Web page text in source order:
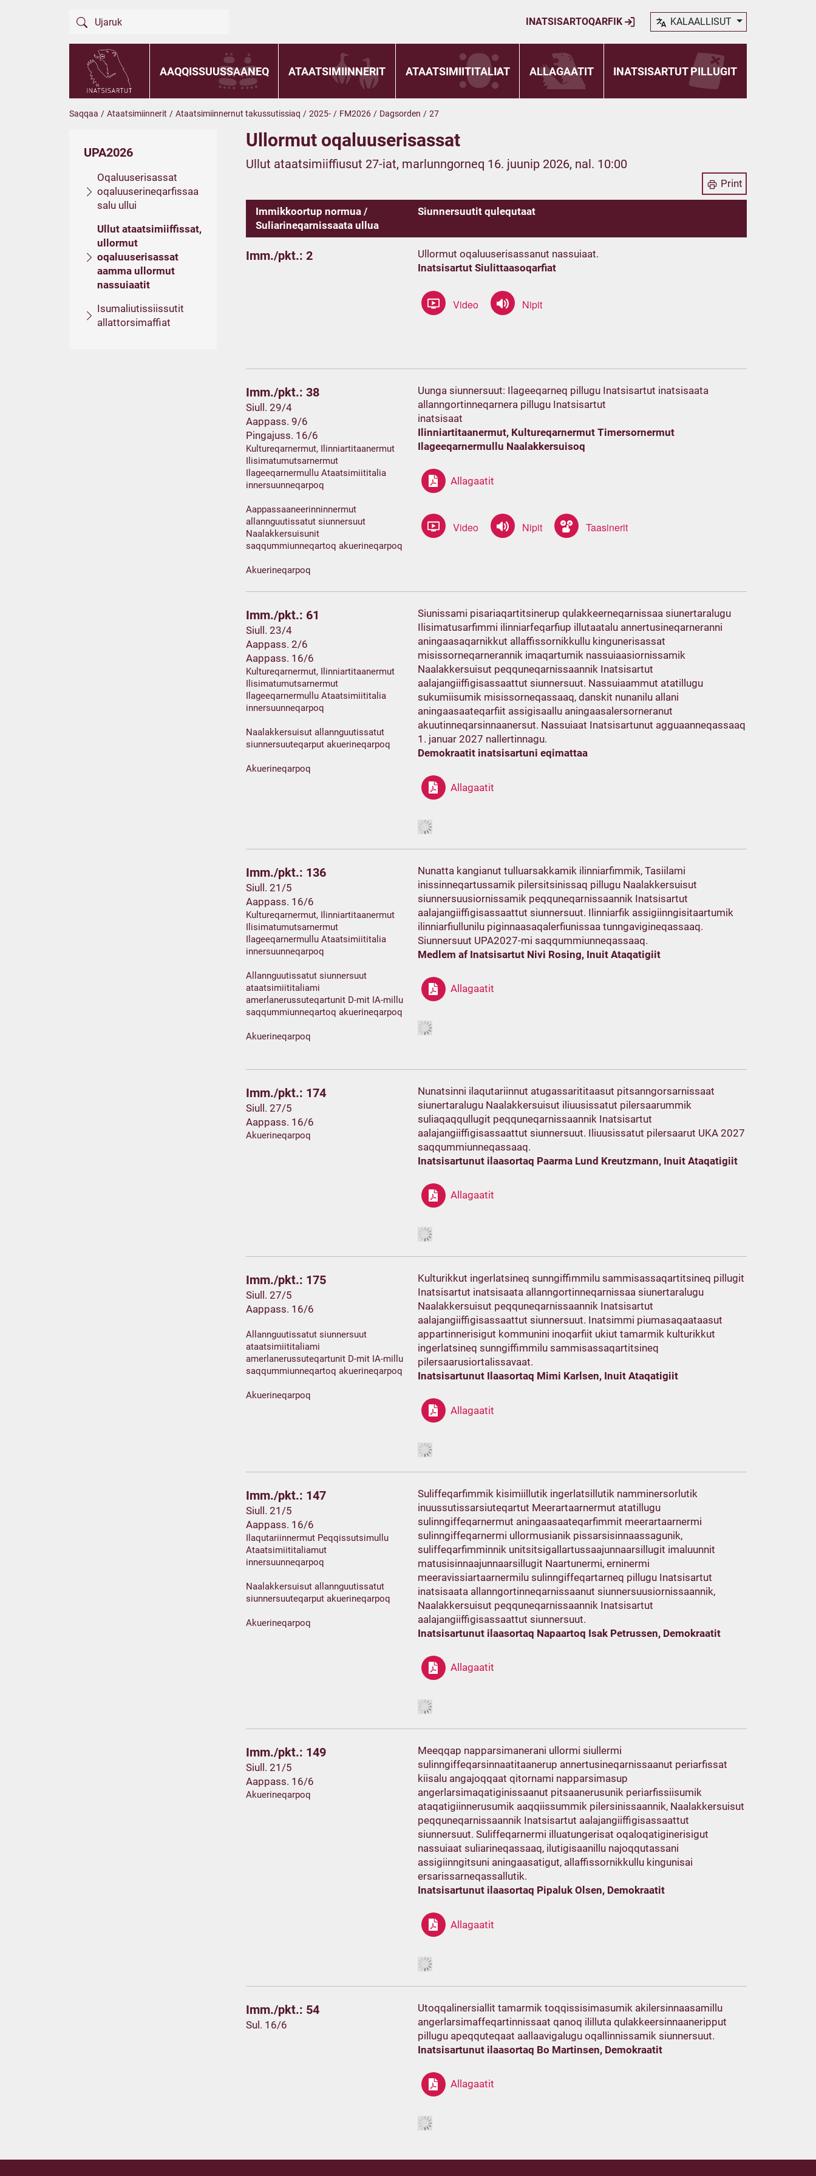
INATSISARTOQARFIK KALAALLISUT
AAQQISSUUSSAANEQ ATAATSIMIINNERIT ATAATSIMIITITALIAT ALLAGAATIT INATSISARTUT PILLUGIT
Saqqaa / Ataatsimiinnerit / Ataatsimiinnernut takussutissiaq / 2025- / FM2026 / Dagsorden / 27
UPA2026
Oqaluuserisassat
oqaluuserineqarfissaa
salu ullui
Ullut ataatsimiiffissat,
ullormut
oqaluuserisassat
aamma ullormut
nassuiaatit
Isumaliutissiissutit
allattorsimaffiat
Ullormut oqaluuserisassat
Ullut ataatsimiiffiusut 27-iat, marlunngorneq 16. juunip 2026, nal. 10:00
Print
Immikkoortup normua /
Suliarineqarnissaata ullua
Siunnersuutit qulequtaat
Imm./pkt.: 2
Ullormut oqaluuserisassanut nassuiaat.
Inatsisartut Siulittaasoqarfiat
Imm./pkt.: 38
Siull. 29/4
Aappass. 9/6
Pingajuss. 16/6
Kultureqarnermut, Ilinniartitaanermut
Ilisimatumutsarnermut
Ilageeqarnermullu Ataatsimiititalia
innersuunneqarpoq
Aappassaaneerinninnermut
allannguutissatut siunnersuut
Naalakkersuisunit
saqqummiunneqartoq akuerineqarpoq
Akuerineqarpoq
Uunga siunnersuut: Ilageeqarneq pillugu Inatsisartut inatsisaata
allanngortinneqarnera pillugu Inatsisartut
inatsisaat
Ilinniartitaanermut, Kultureqarnermut Timersornermut
Ilageeqarnermullu Naalakkersuisoq
Allagaatit
Imm./pkt.: 61
Siull. 23/4
Aappass. 2/6
Aappass. 16/6
Kultureqarnermut, Ilinniartitaanermut
Ilisimatumutsarnermut
Ilageeqarnermullu Ataatsimiititalia
innersuunneqarpoq
Naalakkersuisut allannguutissatut
siunnersuuteqarput akuerineqarpoq
Akuerineqarpoq
Siunissami pisariaqartitsinerup qulakkeerneqarnissaa siunertaralugu
Ilisimatusarfimmi ilinniarfeqarfiup illutaatalu annertusineqarneranni
aningaasaqarnikkut allaffissornikkullu kingunerisassat
misissorneqarnerannik imaqartumik nassuiaasiornissamik
Naalakkersuisut peqquneqarnissaannik Inatsisartut
aalajangiiffigisassaattut siunnersuut. Nassuiaammut atatillugu
sukumiisumik misissorneqassaaq, danskit nunanilu allani
aningaasaateqarfiit assigisaallu aningaasalersorneranut
akuutinneqarsinnaanersut. Nassuiaat Inatsisartunut agguaanneqassaaq
1. januar 2027 nallertinnagu.
Demokraatit inatsisartuni eqimattaa
Allagaatit
Imm./pkt.: 136
Siull. 21/5
Aappass. 16/6
Kultureqarnermut, Ilinniartitaanermut
Ilisimatumutsarnermut
Ilageeqarnermullu Ataatsimiititalia
innersuunneqarpoq
Allannguutissatut siunnersuut
ataatsimiititaliami
amerlanerussuteqartunit D-mit IA-millu
saqqummiunneqartoq akuerineqarpoq
Akuerineqarpoq
Nunatta kangianut tulluarsakkamik ilinniarfimmik, Tasiilami
inissinneqartussamik pilersitsinissaq pillugu Naalakkersuisut
siunnersuusiornissamik peqquneqarnissaannik Inatsisartut
aalajangiiffigisassaattut siunnersuut. Ilinniarfik assigiinngisitaartumik
ilinniarfiullunilu piginnaasaqalerfiunissaa tunngavigineqassaaq.
Siunnersuut UPA2027-mi saqqummiunneqassaaq.
Medlem af Inatsisartut Nivi Rosing, Inuit Ataqatigiit
Allagaatit
Imm./pkt.: 174
Siull. 27/5
Aappass. 16/6
Akuerineqarpoq
Nunatsinni ilaqutariinnut atugassarititaasut pitsanngorsarnissaat
siunertaralugu Naalakkersuisut iliuusissatut pilersaarummik
suliaqaqqullugit peqquneqarnissaannik Inatsisartut
aalajangiiffigisassaattut siunnersuut. Iliuusissatut pilersaarut UKA 2027
saqqummiunneqassaaq.
Inatsisartunut ilaasortaq Paarma Lund Kreutzmann, Inuit Ataqatigiit
Allagaatit
Imm./pkt.: 175
Siull. 27/5
Aappass. 16/6
Allannguutissatut siunnersuut
ataatsimiititaliami
amerlanerussuteqartunit D-mit IA-millu
saqqummiunneqartoq akuerineqarpoq
Akuerineqarpoq
Kulturikkut ingerlatsineq sunngiffimmilu sammisassaqartitsineq pillugit
Inatsisartut inatsisaata allanngortinneqarnissaa siunertaralugu
Naalakkersuisut peqquneqarnissaannik Inatsisartut
aalajangiiffigisassaattut siunnersuut. Inatsimmi piumasaqaataasut
appartinnerisigut kommunini inoqarfiit ukiut tamarmik kulturikkut
ingerlatsineq sunngiffimmilu sammisassaqartitsineq
pilersaarusiortalissavaat.
Inatsisartunut Ilaasortaq Mimi Karlsen, Inuit Ataqatigiit
Allagaatit
Imm./pkt.: 147
Siull. 21/5
Aappass. 16/6
Ilaqutariinnermut Peqqissutsimullu
Ataatsimiititaliamut
innersuunneqarpoq
Naalakkersuisut allannguutissatut
siunnersuuteqarput akuerineqarpoq
Akuerineqarpoq
Suliffeqarfimmik kisimiillutik ingerlatsillutik namminersorlutik
inuussutissarsiuteqartut Meerartaarnermut atatillugu
sulinngiffeqarnermut aningaasaateqarfimmit meerartaarnermi
sulinngiffeqarnermi ullormusianik pissarsisinnaassagunik,
suliffeqarfimminnik unitsitsigallartussaajunnaarsillugit imaluunnit
matusisinnaajunnaarsillugit Naartunermi, erninermi
meeravissiartaarnermilu sulinngiffeqartarneq pillugu Inatsisartut
inatsisaata allanngortinneqarnissaanut siunnersuusiornissaannik,
Naalakkersuisut peqquneqarnissaannik Inatsisartut
aalajangiiffigisassaattut siunnersuut.
Inatsisartunut ilaasortaq Napaartoq Isak Petrussen, Demokraatit
Allagaatit
Imm./pkt.: 149
Siull. 21/5
Aappass. 16/6
Akuerineqarpoq
Meeqqap napparsimanerani ullormi siullermi
sulinngiffeqarsinnaatitaanerup annertusineqarnissaanut periarfissat
kiisalu angajoqqaat qitornami napparsimasup
angerlarsimaqatiginissaanut pitsaanerusunik periarfissiisumik
ataqatigiinnerusumik aaqqiissummik pilersinissaannik, Naalakkersuisut
peqquneqarnissaannik Inatsisartut aalajangiiffigisassaattut
siunnersuut. Suliffeqarnermi illuatungerisat oqaloqatiginerisigut
nassuiaat suliarineqassaaq, ilutigisaanillu najoqqutassani
assigiinngitsuni aningaasatigut, allaffissornikkullu kingunisai
ersarissarneqassallutik.
Inatsisartunut ilaasortaq Pipaluk Olsen, Demokraatit
Allagaatit
Imm./pkt.: 54
Sul. 16/6
Utoqqalinersiallit tamarmik toqqissisimasumik akilersinnaasamillu
angerlarsimaffeqartinnissaat qanoq ililluta qulakkeersinnaaneripput
pillugu apeqquteqaat aallaavigalugu oqallinnissamik siunnersuut.
Inatsisartunut ilaasortaq Bo Martinsen, Demokraatit
Allagaatit